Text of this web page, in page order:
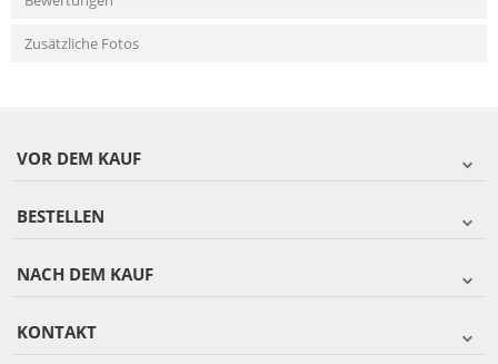
Zusätzliche Fotos
VOR DEM KAUF
BESTELLEN
NACH DEM KAUF
KONTAKT